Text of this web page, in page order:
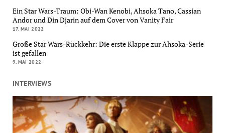
Ein Star Wars-Traum: Obi-Wan Kenobi, Ahsoka Tano, Cassian
Andor und Din Djarin auf dem Cover von Vanity Fair
17. MAI 2022
Große Star Wars-Rückkehr: Die erste Klappe zur Ahsoka-Serie
ist gefallen
9. MAI 2022
INTERVIEWS